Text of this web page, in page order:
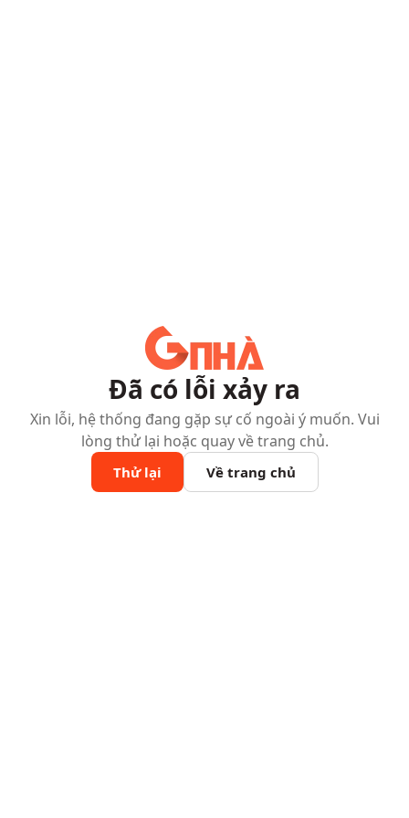
Đã có lỗi xảy ra
Xin lỗi, hệ thống đang gặp sự cố ngoài ý muốn. Vui
lòng thử lại hoặc quay về trang chủ.
Thử lại Về trang chủ